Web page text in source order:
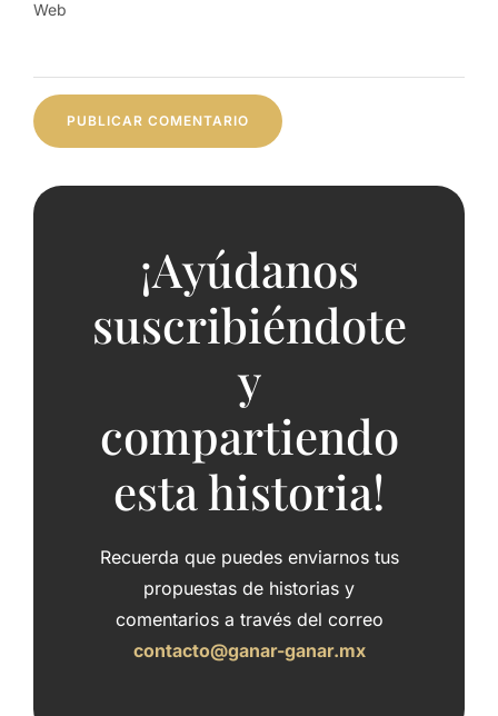
Web
¡Ayúdanos
suscribiéndote
y
compartiendo
esta historia!
Recuerda que puedes enviarnos tus
propuestas de historias y
comentarios a través del correo
contacto@ganar-ganar.mx